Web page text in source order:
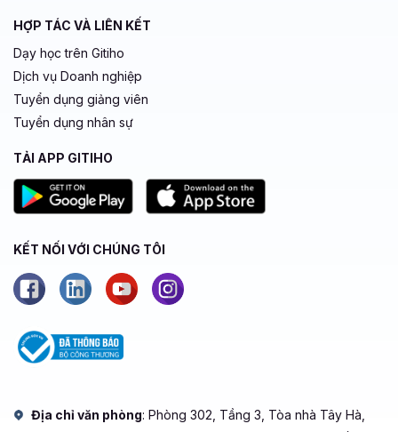
HỢP TÁC VÀ LIÊN KẾT
Dạy học trên Gitiho
Dịch vụ Doanh nghiệp
Tuyển dụng giảng viên
Tuyển dụng nhân sự
TẢI APP GITIHO
KẾT NỐI VỚI CHÚNG TÔI
Địa chỉ văn phòng: Phòng 302, Tầng 3, Tòa nhà Tây Hà,